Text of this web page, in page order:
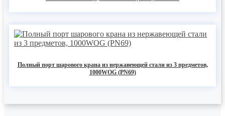
Полный порт шарового крана из нержавеющей стали из 3 предметов,
1000WOG (PN69)